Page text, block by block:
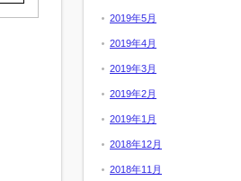
2019年5月
2019年4月
2019年3月
2019年2月
2019年1月
2018年12月
2018年11月